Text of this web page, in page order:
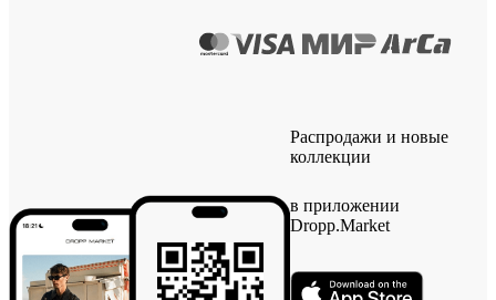
Распродажи и новые
коллекции
в приложении
Dropp.Market